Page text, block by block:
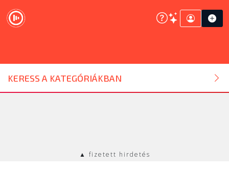
KERESS A KATEGÓRIÁKBAN
DJ ESZKÖZ
HANGTECHNIKA
▲ fizetett hirdetés